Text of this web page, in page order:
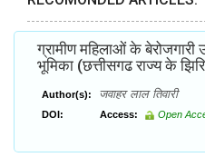
ग्रामीण महिलाओं के
भूमिका (छत्तीसगढ राज्य के
Author(s): जवाहर लाल तिवारी
DOI: Access: Open